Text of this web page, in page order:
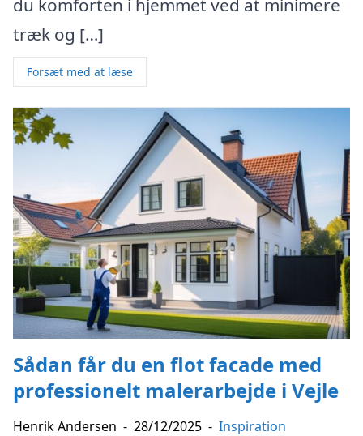
du komforten i hjemmet ved at minimere
træk og […]
Forsæt med at læse
Sådan får du en flot facade med
professionelt malerarbejde i Vejle
Henrik Andersen - 28/12/2025 - Inspiration